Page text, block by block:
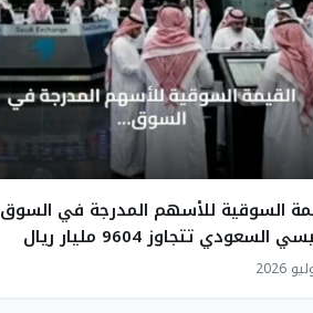
السوقية للأسهم المدرجة في السوق
السعودي تتجاوز 9604 مليار ريال